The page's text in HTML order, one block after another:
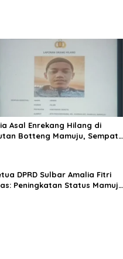
Asal Enrekang Hilang di
Botteng Mamuju, Sempat
DPRD Sulbar Amalia Fitri
Peningkatan Status Mamuju